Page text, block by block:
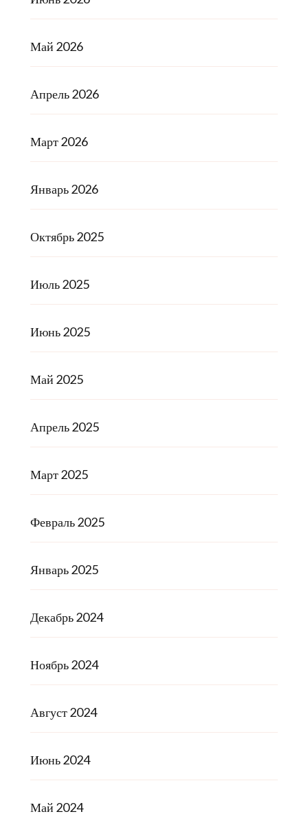
Май 2026
Апрель 2026
Март 2026
Январь 2026
Октябрь 2025
Июль 2025
Июнь 2025
Май 2025
Апрель 2025
Март 2025
Февраль 2025
Январь 2025
Декабрь 2024
Ноябрь 2024
Август 2024
Июнь 2024
Май 2024